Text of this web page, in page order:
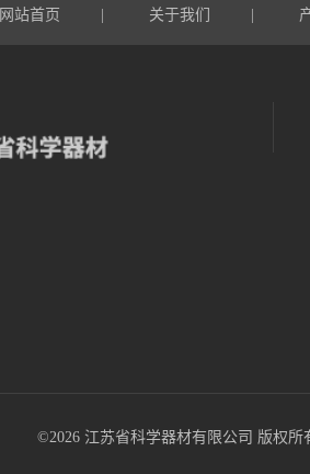
网站首页 关于我们
©2026 江苏省科学器材有限公司 版权所